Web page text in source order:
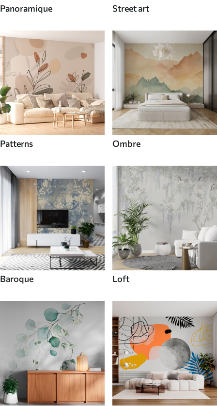
Panoramique Street art
Patterns Ombre
Baroque Loft